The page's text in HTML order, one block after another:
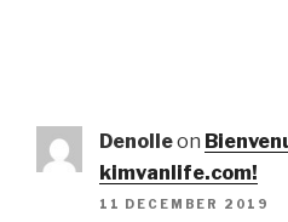
Denolleon
kimvanlife.com!
11 DECEMBER 2019